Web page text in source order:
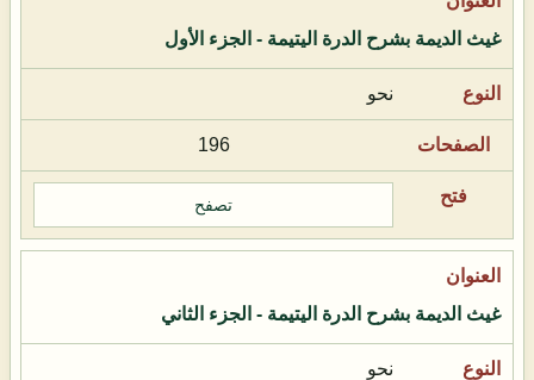
غيث الديمة بشرح الدرة اليتيمة - الجزء الأول
نحو
196
تصفح
غيث الديمة بشرح الدرة اليتيمة - الجزء الثاني
نحو